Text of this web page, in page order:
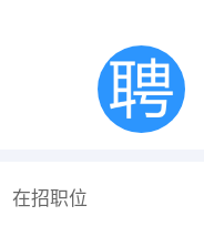
在招职位